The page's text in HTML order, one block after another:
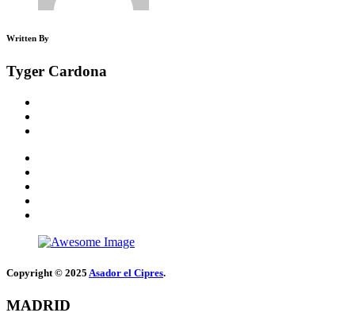
Written By
Tyger Cardona
Copyright © 2025 Asador el Cipres.
MADRID